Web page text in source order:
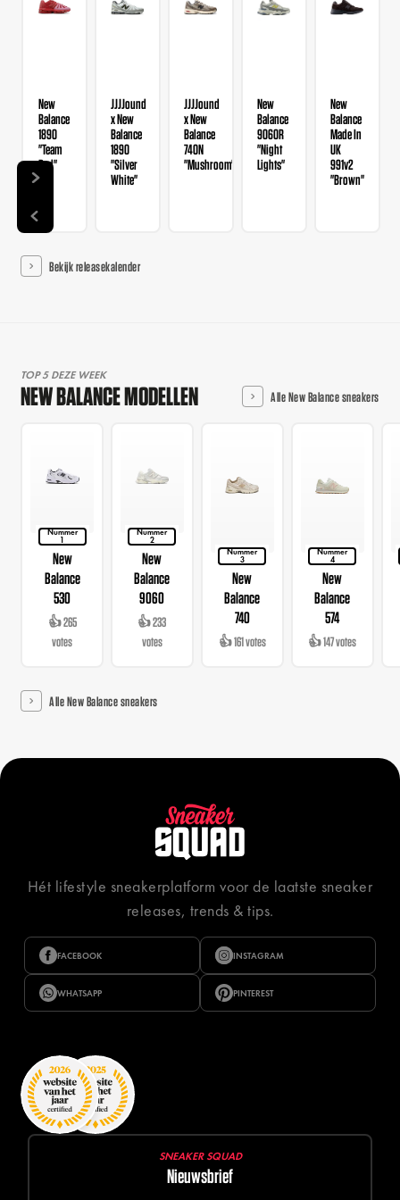
New
Balance
1890
"Team
Red"
JJJJound
x New
Balance
1890
"Silver
White"
JJJJound
x New
Balance
740N
"Mushroom"
New
Balance
9060R
"Night
Lights"
New
Balance
Made In
UK
991v2
"Brown"
Bekijk releasekalender
TOP 5 DEZE WEEK
NEW BALANCE MODELLEN Alle New Balance sneakers
Nummer
1
New
Balance
530
👍 265
votes
Nummer
2
New
Balance
9060
👍 233
votes
Nummer
3
New
Balance
740
👍 161 votes
Nummer
4
New
Balance
574
👍 147 votes
Alle New Balance sneakers
Hét lifestyle sneakerplatform voor de laatste sneaker
releases, trends & tips.
FACEBOOK INSTAGRAM
WHATSAPP PINTEREST
SNEAKER SQUAD
Nieuwsbrief